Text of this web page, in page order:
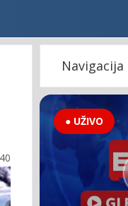
Navigacija
● UŽIVO